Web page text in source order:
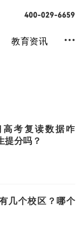
教育资讯 ...
考复读数据咋
提分吗？
几个校区？哪个